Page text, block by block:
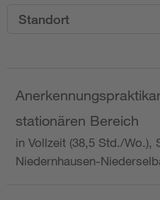
Standort
stationären Bereich
in Vollzeit (38,5 Std./Wo.),
Niedernhausen-